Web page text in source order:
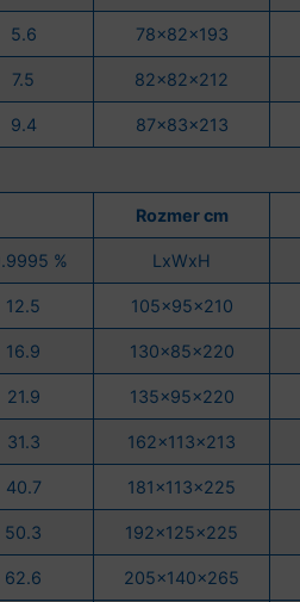
5.6 78x82x193
7.5 82x82x212
9.4 87x83x213
Rozmer cm
% LxWxH
12.5 105x95x210
16.9 130x85x220
21.9 135x95x220
31.3 162x113x213
40.7 181x113x225
50.3 192x125x225
62.6 205x140x265